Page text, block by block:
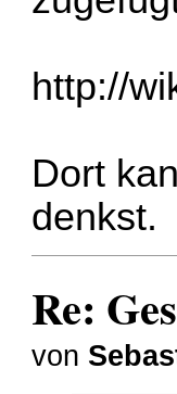
http://
Dort
denkst.
Re:
von